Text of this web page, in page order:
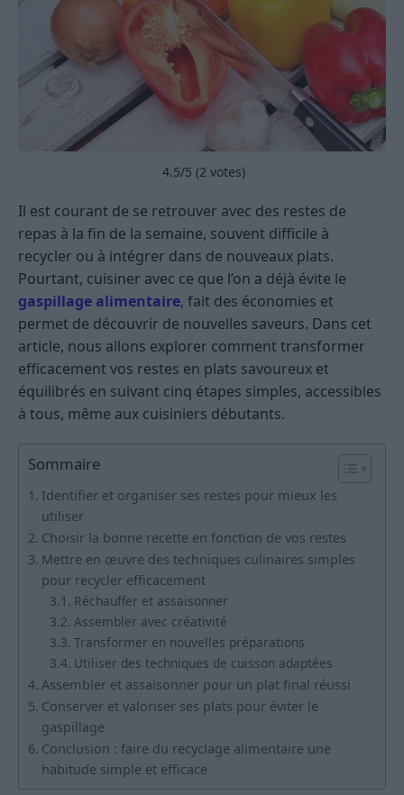
4.5/5 (2 votes)
Il est courant de se retrouver avec des restes de
repas à la fin de la semaine, souvent difficile à
recycler ou à intégrer dans de nouveaux plats.
Pourtant, cuisiner avec ce que l’on a déjà évite le
gaspillage alimentaire, fait des économies et
permet de découvrir de nouvelles saveurs. Dans cet
article, nous allons explorer comment transformer
efficacement vos restes en plats savoureux et
équilibrés en suivant cinq étapes simples, accessibles
à tous, même aux cuisiniers débutants.
Sommaire
Identifier et organiser ses restes pour mieux les
utiliser
Choisir la bonne recette en fonction de vos restes
Mettre en œuvre des techniques culinaires simples
pour recycler efficacement
Réchauffer et assaisonner
Assembler avec créativité
Transformer en nouvelles préparations
Utiliser des techniques de cuisson adaptées
Assembler et assaisonner pour un plat final réussi
Conserver et valoriser ses plats pour éviter le
gaspillage
Conclusion : faire du recyclage alimentaire une
habitude simple et efficace